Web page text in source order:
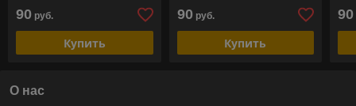
90 руб.
Купить
90 руб.
Купить
90
О нас